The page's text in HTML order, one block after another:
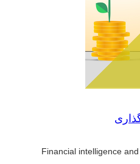
"هوش مالی و قانون سرمایه گذاری" Financial intelligence and